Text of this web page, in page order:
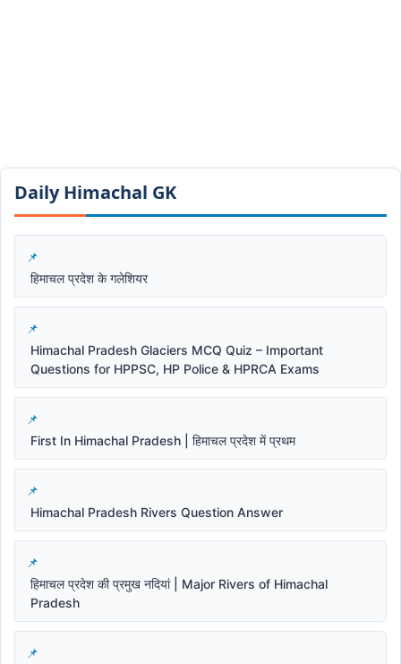
Daily Himachal GK​​
हिमाचल प्रदेश के गलेशियर
Himachal Pradesh Glaciers MCQ Quiz – Important
Questions for HPPSC, HP Police & HPRCA Exams
First In Himachal Pradesh | हिमाचल प्रदेश में प्रथम
Himachal Pradesh Rivers Question Answer
हिमाचल प्रदेश की प्रमुख नदियां | Major Rivers of Himachal
Pradesh